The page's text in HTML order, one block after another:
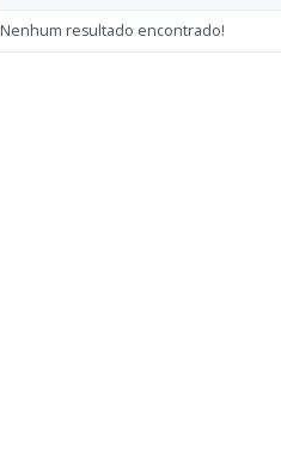
Nenhum resultado encontrado!